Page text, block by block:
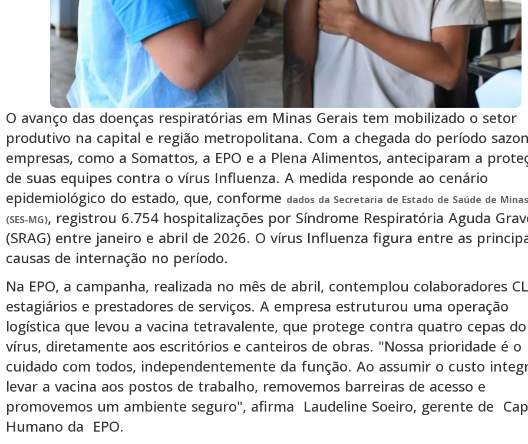
O avanço das doenças respiratórias em Minas Gerais tem mobilizado o setor
produtivo na capital e região metropolitana. Com a chegada do período
empresas, como a Somattos, a EPO e a Plena Alimentos, anteciparam a
de suas equipes contra o vírus Influenza. A medida responde ao cenário
epidemiológico do estado, que, conforme dados da Secretaria de Estado de Saúde de
(SES-MG), registrou 6.754 hospitalizações por Síndrome Respiratória Aguda
(SRAG) entre janeiro e abril de 2026. O vírus Influenza figura entre as
causas de internação no período.
Na EPO, a campanha, realizada no mês de abril, contemplou colaboradores
estagiários e prestadores de serviços. A empresa estruturou uma operação
logística que levou a vacina tetravalente, que protege contra quatro cepas do
vírus, diretamente aos escritórios e canteiros de obras. "Nossa prioridade é o
cuidado com todos, independentemente da função. Ao assumir o custo
levar a vacina aos postos de trabalho, removemos barreiras de acesso e
promovemos um ambiente seguro", afirma Laudeline Soeiro, gerente de
Humano da EPO.